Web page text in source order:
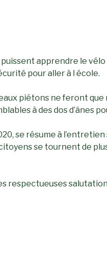
apprendre le vélo
pour aller à l école.
piétons ne feront
à des dos d’ânes
se résume à
se tournent de
respectueuses